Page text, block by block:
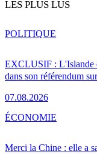
LES PLUS LUS
EXCLUSIF : L'Islande
dans son référendum
07.08.2026
POLITIQUE
Merci la Chine : elle a
ÉCONOMIE